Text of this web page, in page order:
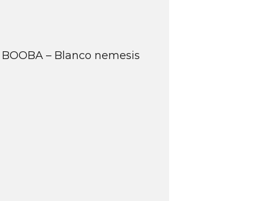
BOOBA – Blanco nemesis